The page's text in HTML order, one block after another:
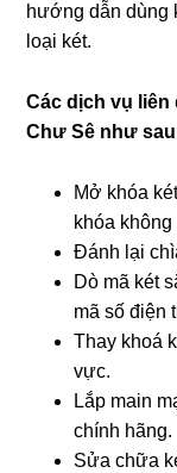
hướng dẫn dùng
loại két.
Các dịch vụ liên
Chư Sê như
Mở khóa
khóa
Đánh lại
Dò mã két
mã số điện
Thay khoá
vực.
Lắp main
chính hãng.
Sửa chữa